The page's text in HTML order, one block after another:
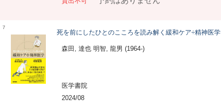
7
死を前にしたひとのこころを読み解く緩和ケア÷精神医学
森田, 達也 明智, 龍男 (1964-)
医学書院
2024/08